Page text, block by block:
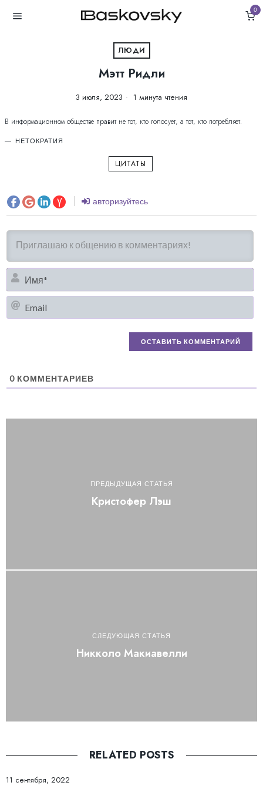
0
ЛЮДИ
Мэтт Ридли
3 июля, 2023 1 минута чтения
В информационном обществе правит не тот, кто голосует, а тот, кто потребляет.
НЕТОКРАТИЯ
ЦИТАТЫ
авторизуйтесь
0 КОММЕНТАРИЕВ
ПРЕДЫДУЩАЯ СТАТЬЯ
Кристофер Лэш
СЛЕДУЮЩАЯ СТАТЬЯ
Никколо Макиавелли
RELATED POSTS
11 сентября, 2022